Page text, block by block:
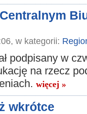
w kategorii:
podpisany w
na rzecz
więcej »
wkrótce